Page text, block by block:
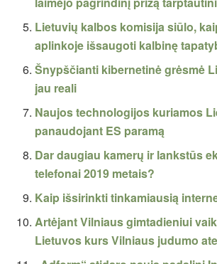
Lietuvių kalbos komisija siūlo,
aplinkoje išsaugoti kalbinę
Šnypščianti kibernetinė grėsmė
jau reali
Naujos technologijos kuriamos
panaudojant ES paramą
Dar daugiau kamerų ir lankstūs
telefonai 2019 metais?
Kaip išsirinkti tinkamiausią
Artėjant Vilniaus gimtadieniui
Lietuvos kurs Vilniaus judumo